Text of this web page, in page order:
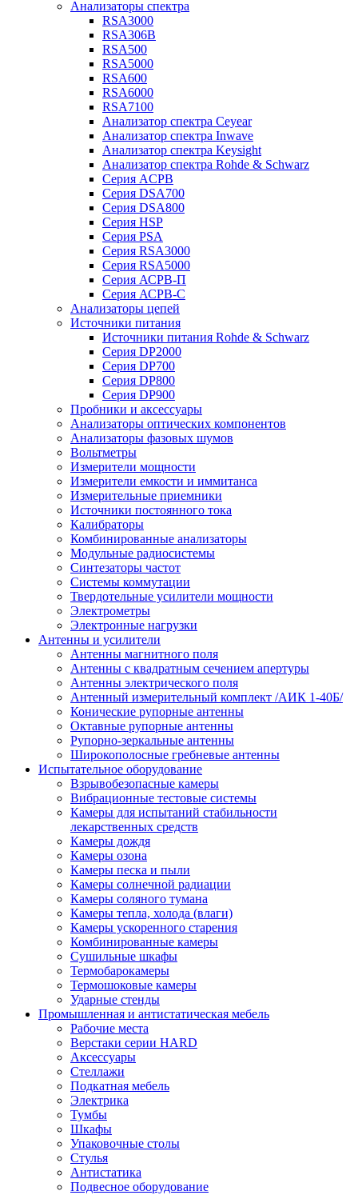
Анализаторы спектра
RSA3000
RSA306B
RSA500
RSA5000
RSA600
RSA6000
RSA7100
Анализатор спектра Ceyear
Анализатор спектра Inwave
Анализатор спектра Keysight
Анализатор спектра Rohde & Schwarz
Серия ACPB
Серия DSA700
Серия DSA800
Серия HSP
Серия PSA
Серия RSA3000
Серия RSA5000
Серия АСРВ-П
Серия АСРВ-С
Анализаторы цепей
Источники питания
Источники питания Rohde & Schwarz
Серия DP2000
Серия DP700
Серия DP800
Серия DP900
Пробники и аксессуары
Анализаторы оптических компонентов
Анализаторы фазовых шумов
Вольтметры
Измерители мощности
Измерители емкости и иммитанса
Измерительные приемники
Источники постоянного тока
Калибраторы
Комбинированные анализаторы
Модульные радиосистемы
Синтезаторы частот
Системы коммутации
Твердотельные усилители мощности
Электрометры
Электронные нагрузки
Антенны и усилители
Антенны магнитного поля
Антенны с квадратным сечением апертуры
Антенны электрического поля
Антенный измерительный комплект /АИК 1-40Б/
Конические рупорные антенны
Октавные рупорные антенны
Рупорно-зеркальные антенны
Широкополосные гребневые антенны
Испытательное оборудование
Взрывобезопасные камеры
Вибрационные тестовые системы
Камеры для испытаний стабильности
лекарственных средств
Камеры дождя
Камеры озона
Камеры песка и пыли
Камеры солнечной радиации
Камеры соляного тумана
Камеры тепла, холода (влаги)
Камеры ускоренного старения
Комбинированные камеры
Сушильные шкафы
Термобарокамеры
Термошоковые камеры
Ударные стенды
Промышленная и антистатическая мебель
Рабочие места
Верстаки серии HARD
Аксессуары
Стеллажи
Подкатная мебель
Электрика
Тумбы
Шкафы
Упаковочные столы
Стулья
Антистатика
Подвесное оборудование